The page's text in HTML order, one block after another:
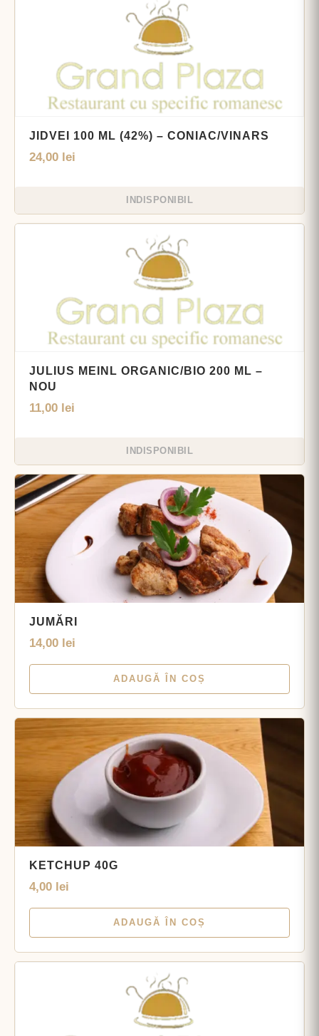
JIDVEI 100 ML (42%) – CONIAC/VINARS
24,00 lei
INDISPONIBIL
JULIUS MEINL ORGANIC/BIO 200 ML –
NOU
11,00 lei
INDISPONIBIL
JUMĂRI
14,00 lei
ADAUGĂ ÎN COȘ
KETCHUP 40G
4,00 lei
ADAUGĂ ÎN COȘ